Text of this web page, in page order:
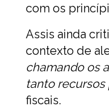
com os
Assis ainda
contexto de
chamando os
tanto recursos
fiscais.